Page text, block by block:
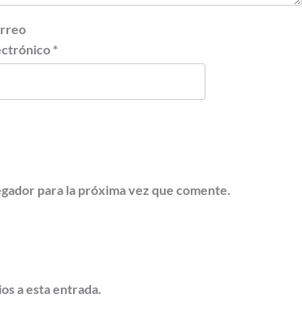
*
para la próxima vez que comente.
a esta entrada.